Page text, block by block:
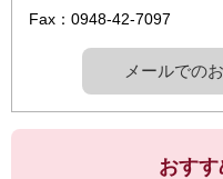
Fax：0948-42-7097
メールでの
おす